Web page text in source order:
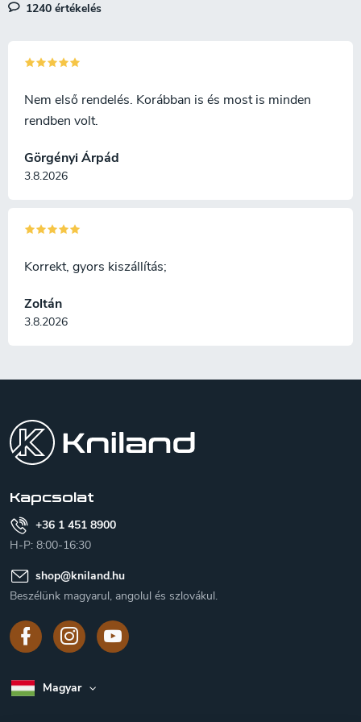
lehetőségével. A kés alkalmas
1240 értékelés
Görgényi Árpád
3.8.2026
Nem első rendelés. Korábban is és most is minden
rendben volt.
Zoltán
3.8.2026
Korrekt, gyors kiszállítás;
Kapcsolat
+36 1 451 8900
H-P: 8:00-16:30
shop@kniland.hu
Beszélünk magyarul, angolul és szlovákul.
Magyar